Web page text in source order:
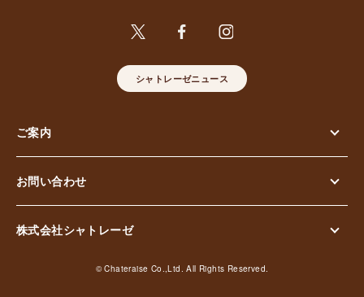
シャトレーゼニュース
ご案内
お問い合わせ
株式会社シャトレーゼ
© Chateraise Co.,Ltd. All Rights Reserved.